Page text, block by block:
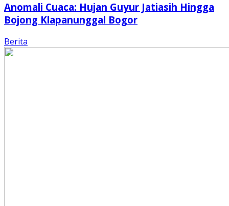
Anomali Cuaca: Hujan Guyur Jatiasih Hingga
Bojong Klapanunggal Bogor
Berita